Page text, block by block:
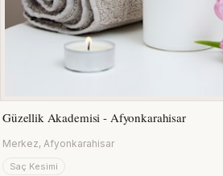
Güzellik Akademisi - Afyonkarahisar
Merkez, Afyonkarahisar
Saç Kesimi